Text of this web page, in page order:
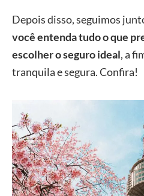
Depois disso, seguimos
você entenda tudo o que
escolher o seguro ideal, a
tranquila e segura. Confira!